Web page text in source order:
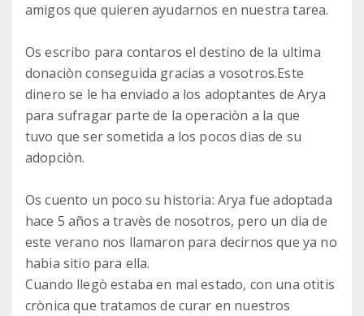
amigos que quieren ayudarnos en nuestra tarea.
Os escribo para contaros el destino de la ultima
donaciòn conseguida gracias a vosotros.Este
dinero se le ha enviado a los adoptantes de Arya
para sufragar parte de la operaciòn a la que
tuvo que ser sometida a los pocos dias de su
adopciòn.
Os cuento un poco su historia: Arya fue adoptada
hace 5 años a travès de nosotros, pero un dia de
este verano nos llamaron para decirnos que ya no
habia sitio para ella.
Cuando llegò estaba en mal estado, con una otitis
crònica que tratamos de curar en nuestros